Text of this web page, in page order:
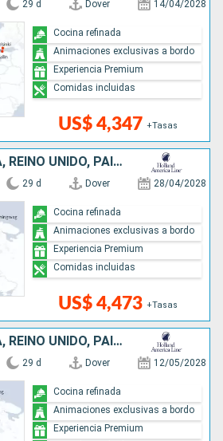
29 d Dover 14/04/2028
US$ 4,347 +Tasas
Cocina refinada
Animaciones exclusivas a bordo
Experiencia Premium
Comidas incluidas
IRLANDA, NORUEGA, REINO UNIDO, PAISES BAJOS
29 d Dover 28/04/2028
US$ 4,473 +Tasas
Cocina refinada
Animaciones exclusivas a bordo
Experiencia Premium
Comidas incluidas
NORUEGA, IRLANDA, REINO UNIDO, PAISES BAJOS
29 d Dover 12/05/2028
Cocina refinada
Animaciones exclusivas a bordo
Experiencia Premium